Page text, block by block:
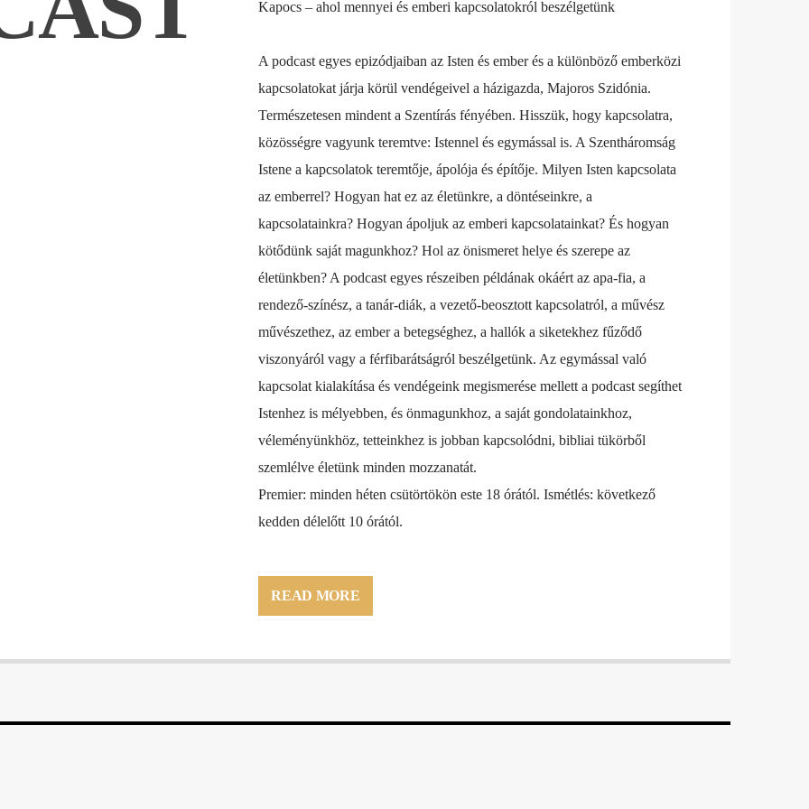
Kapocs – ahol mennyei és emberi kapcsolatokról beszélgetünk
A podcast egyes epizódjaiban az Isten és ember és a különböző emberközi
kapcsolatokat járja körül vendégeivel a házigazda, Majoros Szidónia.
Természetesen mindent a Szentírás fényében. Hisszük, hogy kapcsolatra,
közösségre vagyunk teremtve: Istennel és egymással is. A Szentháromság
Istene a kapcsolatok teremtője, ápolója és építője. Milyen Isten kapcsolata
az emberrel? Hogyan hat ez az életünkre, a döntéseinkre, a
kapcsolatainkra? Hogyan ápoljuk az emberi kapcsolatainkat? És hogyan
kötődünk saját magunkhoz? Hol az önismeret helye és szerepe az
életünkben? A podcast egyes részeiben példának okáért az apa-fia, a
rendező-színész, a tanár-diák, a vezető-beosztott kapcsolatról, a művész
művészethez, az ember a betegséghez, a hallók a siketekhez fűződő
viszonyáról vagy a férfibarátságról beszélgetünk. Az egymással való
kapcsolat kialakítása és vendégeink megismerése mellett a podcast segíthet
Istenhez is mélyebben, és önmagunkhoz, a saját gondolatainkhoz,
véleményünkhöz, tetteinkhez is jobban kapcsolódni, bibliai tükörből
szemlélve életünk minden mozzanatát.
Premier: minden héten csütörtökön este 18 órától. Ismétlés: következő
kedden délelőtt 10 órától.
READ MORE